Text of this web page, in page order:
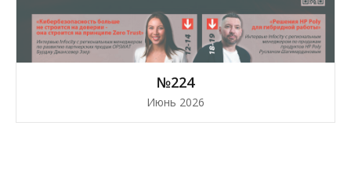
№224
Июнь 2026